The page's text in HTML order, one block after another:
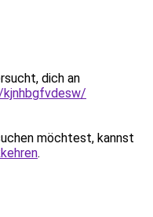
dich an
möchtest, kannst
.